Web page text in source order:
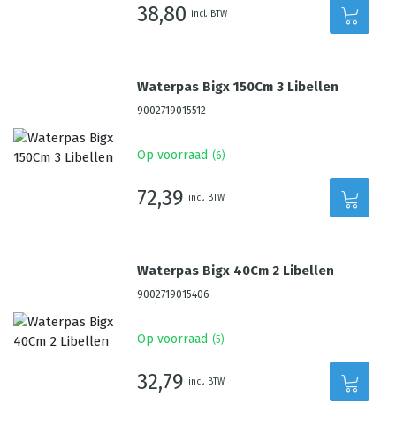
38,80 incl. BTW
Waterpas Bigx 150Cm 3 Libellen
9002719015512
Op voorraad (6)
72,39 incl. BTW
Waterpas Bigx 40Cm 2 Libellen
9002719015406
Op voorraad (5)
32,79 incl. BTW